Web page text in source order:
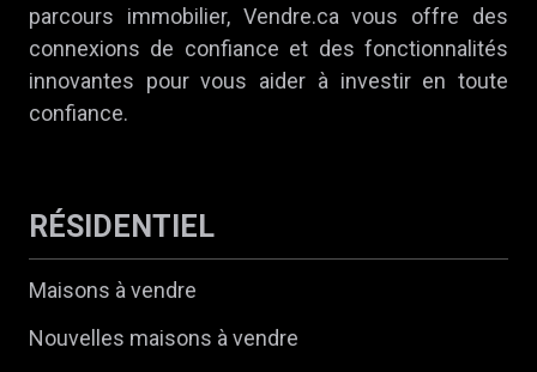
parcours immobilier, Vendre.ca vous offre des
connexions de confiance et des fonctionnalités
innovantes pour vous aider à investir en toute
confiance.
RÉSIDENTIEL
Maisons à vendre
Nouvelles maisons à vendre